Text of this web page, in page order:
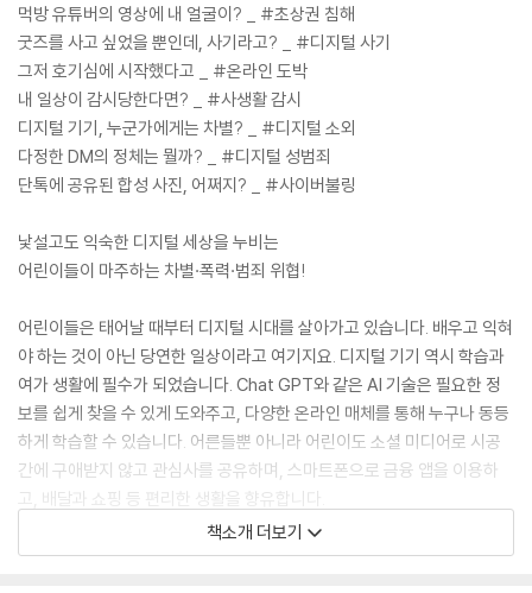
먹방 유튜버의 영상에 내 얼굴이? _ #초상권 침해
굿즈를 사고 싶었을 뿐인데, 사기라고? _ #디지털 사기
그저 호기심에 시작했다고 _ #온라인 도박
내 일상이 감시당한다면? _ #사생활 감시
디지털 기기, 누군가에게는 차별? _ #디지털 소외
다정한 DM의 정체는 뭘까? _ #디지털 성범죄
단톡에 공유된 합성 사진, 어쩌지? _ #사이버불링
낯설고도 익숙한 디지털 세상을 누비는
어린이들이 마주하는 차별·폭력·범죄 위협!
어린이들은 태어날 때부터 디지털 시대를 살아가고 있습니다. 배우고 익혀
야 하는 것이 아닌 당연한 일상이라고 여기지요. 디지털 기기 역시 학습과
여가 생활에 필수가 되었습니다. Chat GPT와 같은 AI 기술은 필요한 정
보를 쉽게 찾을 수 있게 도와주고, 다양한 온라인 매체를 통해 누구나 동등
하게 학습할 수 있습니다. 어른들뿐 아니라 어린이도 소셜 미디어로 시공
간에 구애받지 않고 관심사를 공유하며, 스마트폰으로 금융 앱을 이용하
고, 배달과 쇼핑 등 편리한 생활을 향유합니다.
반면 디지털 세상에서 겪는 피해 역시 끊이지 않고 있습니다. 삶이 편리해
책소개 더보기